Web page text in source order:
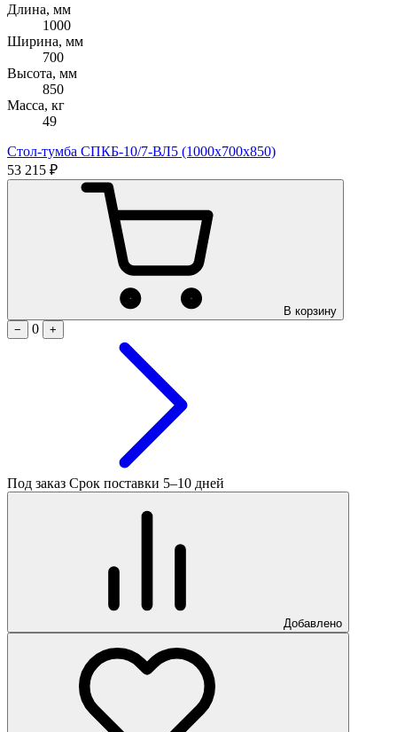
Длина, мм
1000
Ширина, мм
700
Высота, мм
850
Масса, кг
49
Стол-тумба СПКБ-10/7-ВЛ5 (1000х700х850)
53 215 ₽
В корзину
−
0 +
Под заказ Срок поставки 5–10 дней
Добавлено